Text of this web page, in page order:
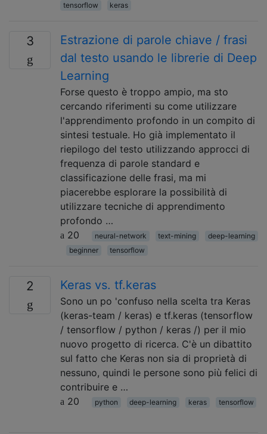
tensorflow
keras
3
Estrazione di parole chiave / frasi
dal testo usando le librerie di Deep
Learning
Forse questo è troppo ampio, ma sto
cercando riferimenti su come utilizzare
l'apprendimento profondo in un compito di
sintesi testuale. Ho già implementato il
riepilogo del testo utilizzando approcci di
frequenza di parole standard e
classificazione delle frasi, ma mi
piacerebbe esplorare la possibilità di
utilizzare tecniche di apprendimento
profondo …
20
neural-network text-mining
deep-learning
beginner
tensorflow
2 Keras vs. tf.keras
Sono un po 'confuso nella scelta tra Keras
(keras-team / keras) e tf.keras (tensorflow
/ tensorflow / python / keras /) per il mio
nuovo progetto di ricerca. C'è un dibattito
sul fatto che Keras non sia di proprietà di
nessuno, quindi le persone sono più felici di
contribuire e …
20
python deep-learning keras tensorflow